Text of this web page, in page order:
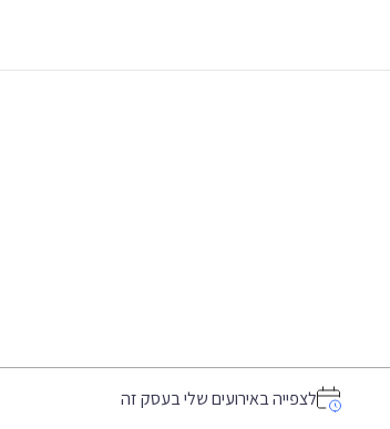
לצפייה באירועים שלי בעסק זה